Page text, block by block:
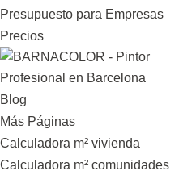
Presupuesto para Empresas
Precios
Blog
Más Páginas
Calculadora m² vivienda
Calculadora m² comunidades